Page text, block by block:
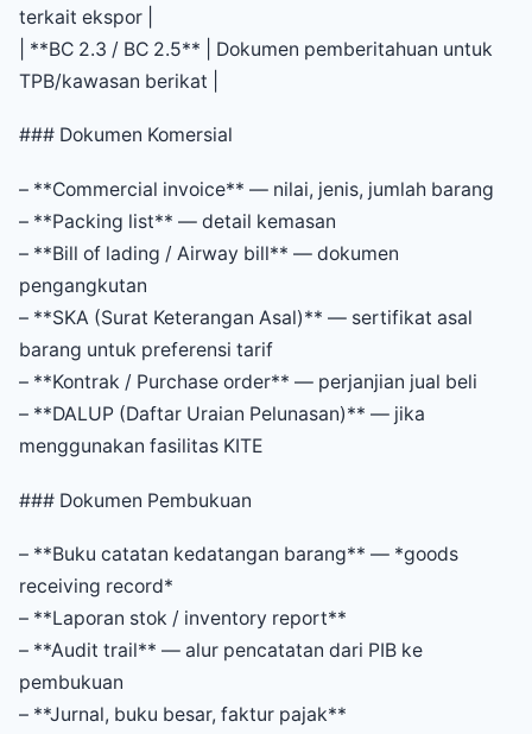
terkait ekspor |
| **BC 2.3 / BC 2.5** | Dokumen pemberitahuan untuk
TPB/kawasan berikat |
### Dokumen Komersial
– **Commercial invoice** — nilai, jenis, jumlah barang
– **Packing list** — detail kemasan
– **Bill of lading / Airway bill** — dokumen
pengangkutan
– **SKA (Surat Keterangan Asal)** — sertifikat asal
barang untuk preferensi tarif
– **Kontrak / Purchase order** — perjanjian jual beli
– **DALUP (Daftar Uraian Pelunasan)** — jika
menggunakan fasilitas KITE
### Dokumen Pembukuan
– **Buku catatan kedatangan barang** — *goods
receiving record*
– **Laporan stok / inventory report**
– **Audit trail** — alur pencatatan dari PIB ke
pembukuan
– **Jurnal, buku besar, faktur pajak**